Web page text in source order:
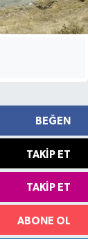
BEĞEN
TAKIP ET
TAKIP ET
ABONE OL